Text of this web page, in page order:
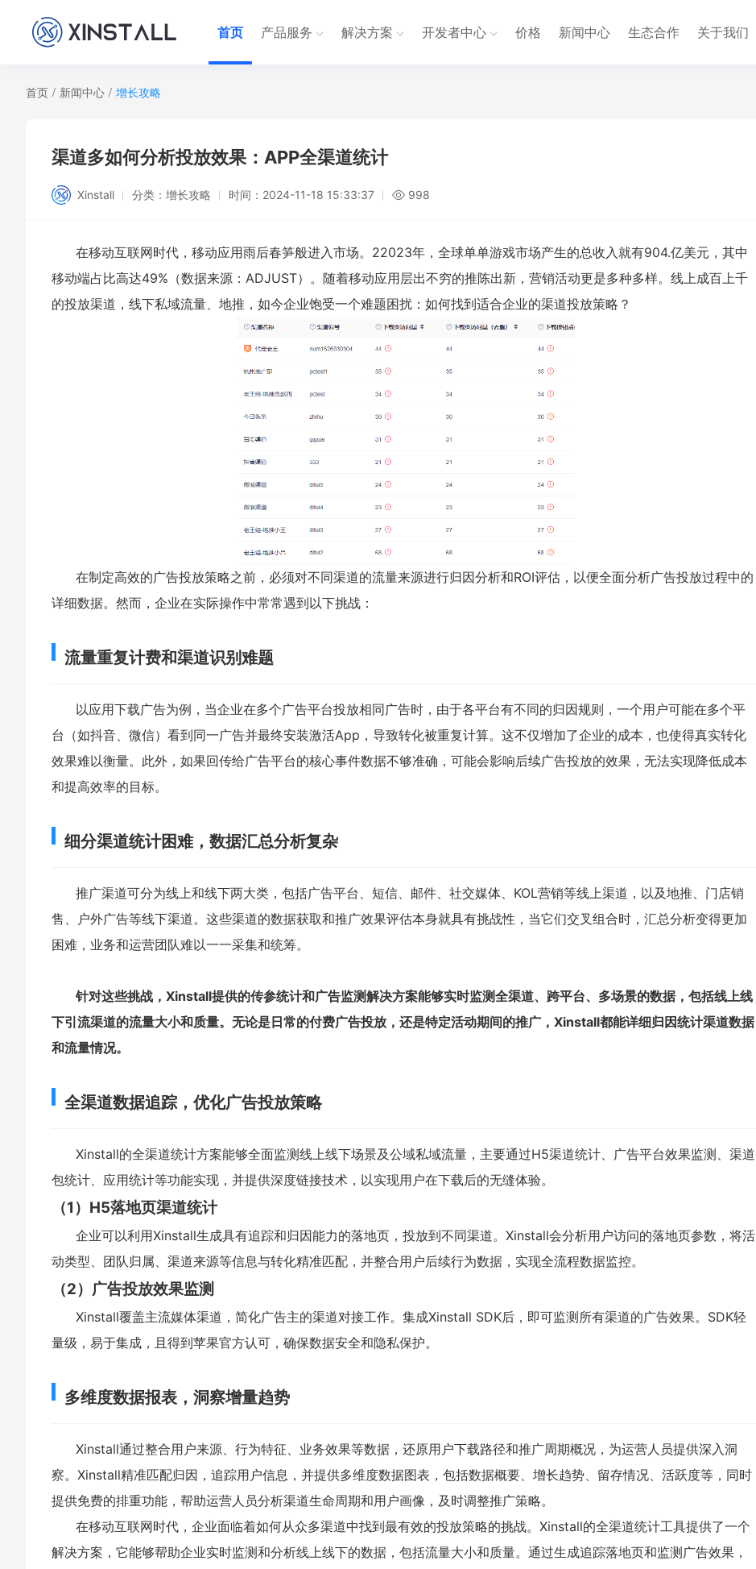
首页 产品服务 解决方案 开发者中心 价格 新闻中心 生态合作 关于我们
首页 / 新闻中心 / 增长攻略
渠道多如何分析投放效果：APP全渠道统计
Xinstall 分类： 增长攻略 时间： 2024-11-18 15:33:37 998
在移动互联网时代，移动应用雨后春笋般进入市场。22023年，全球单单游戏市场产生的总收入就有904.亿美元，其中
移动端占比高达49%（数据来源：ADJUST）。随着移动应用层出不穷的推陈出新，营销活动更是多种多样。线上成百上千
的投放渠道，线下私域流量、地推，如今企业饱受一个难题困扰：如何找到适合企业的渠道投放策略？
在制定高效的广告投放策略之前，必须对不同渠道的流量来源进行归因分析和ROI评估，以便全面分析广告投放过程中的
详细数据。然而，企业在实际操作中常常遇到以下挑战：
流量重复计费和渠道识别难题
以应用下载广告为例，当企业在多个广告平台投放相同广告时，由于各平台有不同的归因规则，一个用户可能在多个平
台（如抖音、微信）看到同一广告并最终安装激活App，导致转化被重复计算。这不仅增加了企业的成本，也使得真实转化
效果难以衡量。此外，如果回传给广告平台的核心事件数据不够准确，可能会影响后续广告投放的效果，无法实现降低成本
和提高效率的目标。
细分渠道统计困难，数据汇总分析复杂
推广渠道可分为线上和线下两大类，包括广告平台、短信、邮件、社交媒体、KOL营销等线上渠道，以及地推、门店销
售、户外广告等线下渠道。这些渠道的数据获取和推广效果评估本身就具有挑战性，当它们交叉组合时，汇总分析变得更加
困难，业务和运营团队难以一一采集和统筹。
针对这些挑战，Xinstall提供的传参统计和广告监测解决方案能够实时监测全渠道、跨平台、多场景的数据，包括线上线
下引流渠道的流量大小和质量。无论是日常的付费广告投放，还是特定活动期间的推广，Xinstall都能详细归因统计渠道数据
和流量情况。
全渠道数据追踪，优化广告投放策略
Xinstall的全渠道统计方案能够全面监测线上线下场景及公域私域流量，主要通过H5渠道统计、广告平台效果监测、渠道
包统计、应用统计等功能实现，并提供深度链接技术，以实现用户在下载后的无缝体验。
（1）H5落地页渠道统计
企业可以利用Xinstall生成具有追踪和归因能力的落地页，投放到不同渠道。Xinstall会分析用户访问的落地页参数，将活
动类型、团队归属、渠道来源等信息与转化精准匹配，并整合用户后续行为数据，实现全流程数据监控。
（2）广告投放效果监测
Xinstall覆盖主流媒体渠道，简化广告主的渠道对接工作。集成Xinstall SDK后，即可监测所有渠道的广告效果。SDK轻
量级，易于集成，且得到苹果官方认可，确保数据安全和隐私保护。
多维度数据报表，洞察增量趋势
Xinstall通过整合用户来源、行为特征、业务效果等数据，还原用户下载路径和推广周期概况，为运营人员提供深入洞
察。Xinstall精准匹配归因，追踪用户信息，并提供多维度数据图表，包括数据概要、增长趋势、留存情况、活跃度等，同时
提供免费的排重功能，帮助运营人员分析渠道生命周期和用户画像，及时调整推广策略。
在移动互联网时代，企业面临着如何从众多渠道中找到最有效的投放策略的挑战。Xinstall的全渠道统计工具提供了一个
解决方案，它能够帮助企业实时监测和分析线上线下的数据，包括流量大小和质量。通过生成追踪落地页和监测广告效果，